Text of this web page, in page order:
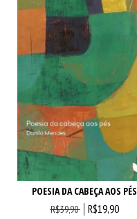
POESIA DA CABEÇA AOS PÉS
R$39,90 R$19,90